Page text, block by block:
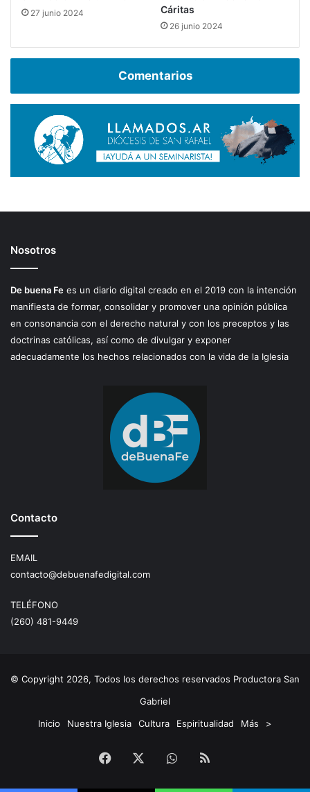
27 junio 2024
Cáritas
26 junio 2024
Comentarios
Nosotros
De buena Fe es un diario digital creado en el 2019 con la intención
manifiesta de formar, consolidar y promover una opinión pública
en consonancia con el derecho natural y con los preceptos y las
doctrinas católicas, así como de divulgar y exponer
adecuadamente los hechos relacionados con la vida de la Iglesia
Contacto
EMAIL
contacto@debuenafedigital.com
TELÉFONO
(260) 481-9449
© Copyright 2026, Todos los derechos reservados Productora San
Gabriel
Inicio
Nuestra Iglesia Cultura Espiritualidad Más >
Facebook WhatsApp
RSS